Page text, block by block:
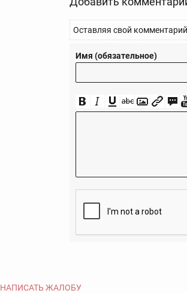
Оставляя свой
Имя (обязательное)
НАПИСАТЬ ЖАЛОБУ